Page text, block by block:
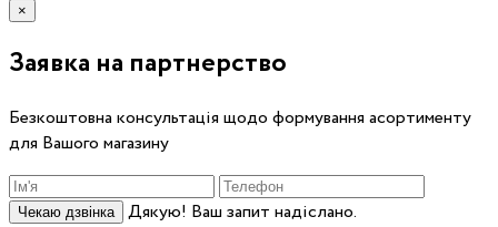
×
Заявка на партнерство
Безкоштовна консультація щодо формування асортименту
для Вашого магазину
Чекаю дзвінка
Дякую! Ваш запит надіслано.